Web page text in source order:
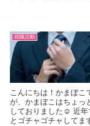
就職活動
こんにちは！かまぼこ
が、かまぼこはちょっ
しておりました☺ 近年
とゴチャゴチャしてま